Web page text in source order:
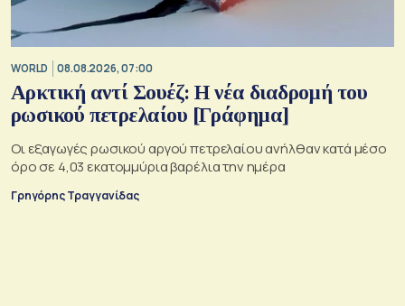
WORLD 08.08.2026, 07:00
Αρκτική αντί Σουέζ: Η νέα διαδρομή του
ρωσικού πετρελαίου [Γράφημα]
Οι εξαγωγές ρωσικού αργού πετρελαίου ανήλθαν κατά μέσο
όρο σε 4,03 εκατομμύρια βαρέλια την ημέρα
Γρηγόρης Τραγγανίδας